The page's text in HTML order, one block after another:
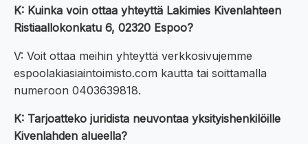
K: Kuinka voin ottaa yhteyttä Lakimies Kivenlahteen
Ristiaallokonkatu 6, 02320 Espoo?
V: Voit ottaa meihin yhteyttä verkkosivujemme
espoolakiasiaintoimisto.com kautta tai soittamalla
numeroon 0403639818.
K: Tarjoatteko juridista neuvontaa yksityishenkilöille
Kivenlahden alueella?